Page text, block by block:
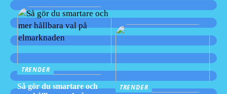
TRENDER
Så gör du smartare och
TRENDER